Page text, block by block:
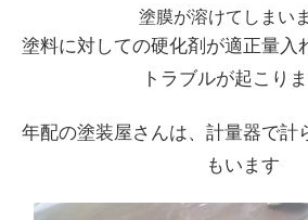
塗膜が溶けてしまい
塗料に対しての硬化剤が適正量入
トラブルが起こりま
年配の塗装屋さんは、計量器で計
もいます